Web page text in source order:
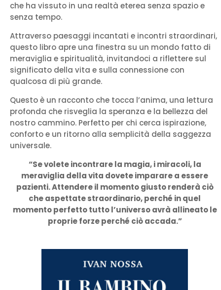
che ha vissuto in una realtà eterea senza spazio e
senza tempo.
Attraverso paesaggi incantati e incontri straordinari,
questo libro apre una finestra su un mondo fatto di
meraviglia e spiritualità, invitandoci a riflettere sul
significato della vita e sulla connessione con
qualcosa di più grande.
Questo è un racconto che tocca l’anima, una lettura
profonda che risveglia la speranza e la bellezza del
nostro cammino. Perfetto per chi cerca ispirazione,
conforto e un ritorno alla semplicità della saggezza
universale.
“Se volete incontrare la magia, i miracoli, la
meraviglia della vita dovete imparare a essere
pazienti. Attendere il momento giusto renderà ciò
che aspettate straordinario, perché in quel
momento perfetto tutto l’universo avrà allineato le
proprie forze perché ciò accada.”